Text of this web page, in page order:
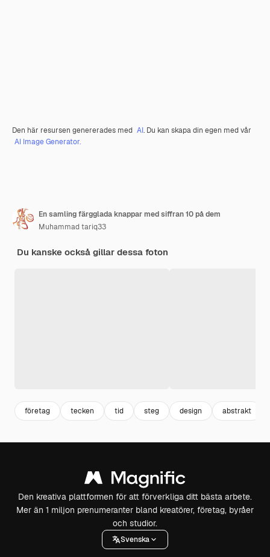
Den här resursen genererades med AI. Du kan skapa din egen med vår
AI Image Generator.
En samling färgglada knappar med siffran 10 på dem
Muhammad tariq33
Du kanske också gillar dessa foton
företag tecken tid steg design abstrakt
Den kreativa plattformen för att förverkliga ditt bästa arbete.
Mer än 1 miljon prenumeranter bland kreatörer, företag, byråer
och studior.
Svenska